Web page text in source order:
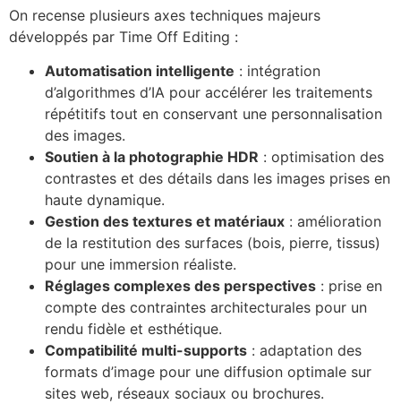
On recense plusieurs axes techniques majeurs
développés par Time Off Editing :
Automatisation intelligente : intégration
d’algorithmes d’IA pour accélérer les traitements
répétitifs tout en conservant une personnalisation
des images.
Soutien à la photographie HDR : optimisation des
contrastes et des détails dans les images prises en
haute dynamique.
Gestion des textures et matériaux : amélioration
de la restitution des surfaces (bois, pierre, tissus)
pour une immersion réaliste.
Réglages complexes des perspectives : prise en
compte des contraintes architecturales pour un
rendu fidèle et esthétique.
Compatibilité multi-supports : adaptation des
formats d’image pour une diffusion optimale sur
sites web, réseaux sociaux ou brochures.